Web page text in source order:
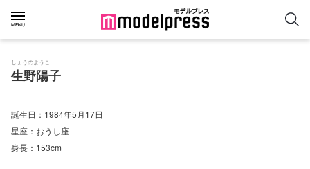
しょうのようこ
生野陽子
誕生日： 1984年5月17日
星座： おうし座
身長： 153cm